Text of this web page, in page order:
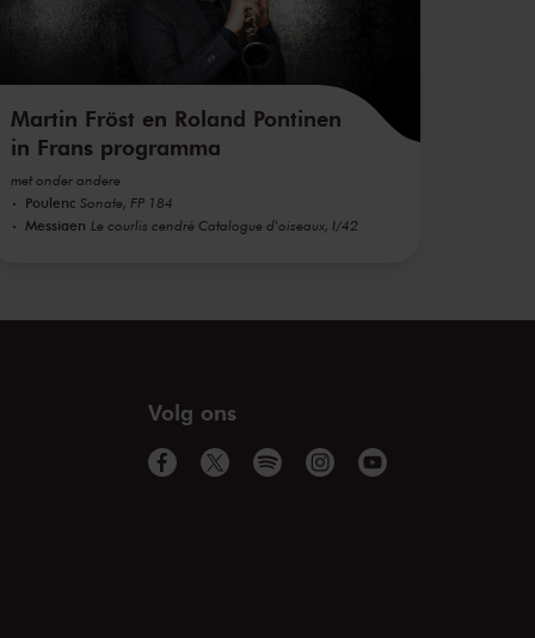
Martin Fröst en Roland Pontinen
in Frans programma
met onder andere
Poulenc Sonate, FP 184
Messiaen Le courlis cendré Catalogue d'oiseaux, I/42
Volg ons